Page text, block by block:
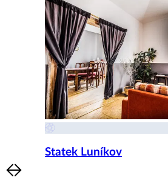
Statek Luníkov
Item